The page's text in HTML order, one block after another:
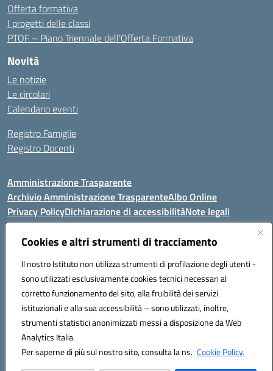
Cookies e altri strumenti di tracciamento
Il nostro Istituto non utilizza strumenti di profilazione degli utenti -
sono utilizzati esclusivamente cookies tecnici necessari al
corretto funzionamento del sito, alla fruibilità dei servizi
istituzionali e alla sua accessibilità – sono utilizzati, inoltre,
strumenti statistici anonimizzati messi a disposizione da Web
Analytics Italia.
Per saperne di più sul nostro sito, consulta la ns. Cookie Policy.
Offerta formativa
I progetti delle classi
PTOF – Piano Triennale dell’Offerta Formativa
Novità
Le notizie
Le circolari
Calendario eventi
Registro Famiglie
Registro Docenti
Amministrazione Trasparente
Archivio Amministrazione TrasparenteAlbo Online
Privacy PolicyDichiarazione di accessibilitàNote legali
Istituto Comprensivo Statale
8° G. FALCONE – R. SCAUDA"
Via Cupa Campanariello, 5 - 80059, Torre del Greco (NA)
Tel. +39 0818834377 - Fax +39 0818834377 - Cod.Fisc. 95170530638
Email: naic8df00a@istruzione.it - PEC: naic8df00a@pec.istruzione.it
Hosting & Powered by 3D Solution S.r.l.
Concept & Design by Designers Italia